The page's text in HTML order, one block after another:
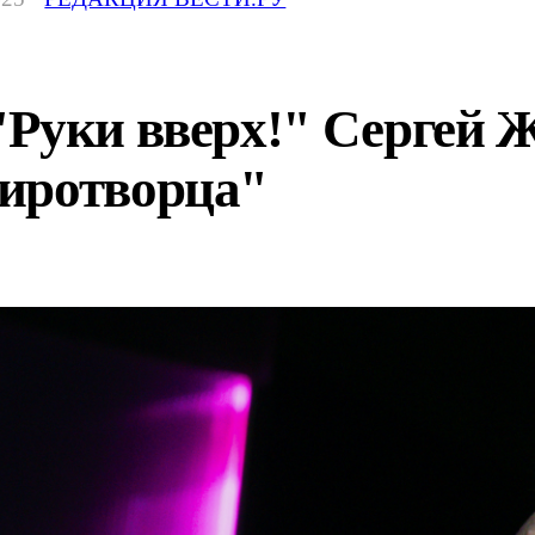
вверх!" Сергей